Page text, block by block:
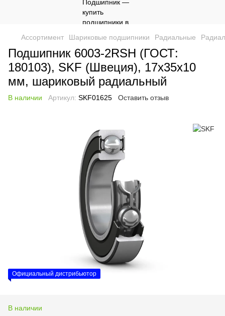
Ассортимент Шариковые подшипники Радиальные
Подшипник 6003-2RSH (ГОСТ:
180103), SKF (Швеция), 17x35x10
мм, шариковый радиальный
В наличии Артикул: SKF01625 Оставить отзыв
Официальный дистрибьютор
В наличии